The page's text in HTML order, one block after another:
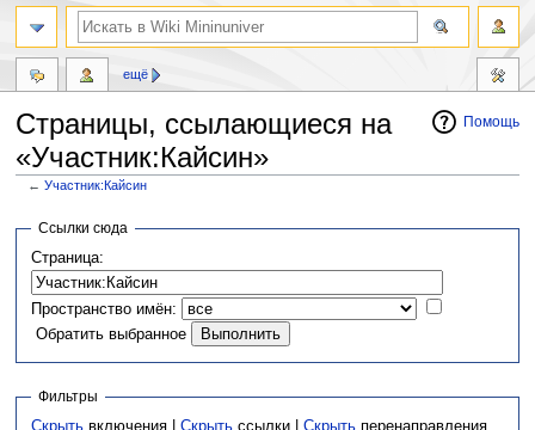
Помощь
Страницы, ссылающиеся на
«Участник:Кайсин»
←Участник:Кайсин
Перейти
навигации
Перейти
поиску
Ссылки сюда
Страница:
Пространство имён:
Обратить выбранное
Фильтры
Скрыть включения |Скрыть ссылки |Скрыть перенаправления
ещё